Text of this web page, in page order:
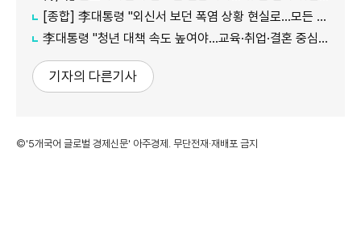
[종합] 李대통령 "외신서 보던 폭염 상황 현실로…모든 행정력 총동원하라"
李대통령 "청년 대책 속도 높여야…교육·취업·결혼 중심 정책 재편"
기자의 다른기사
©'5개국어 글로벌 경제신문' 아주경제. 무단전재·재배포 금지